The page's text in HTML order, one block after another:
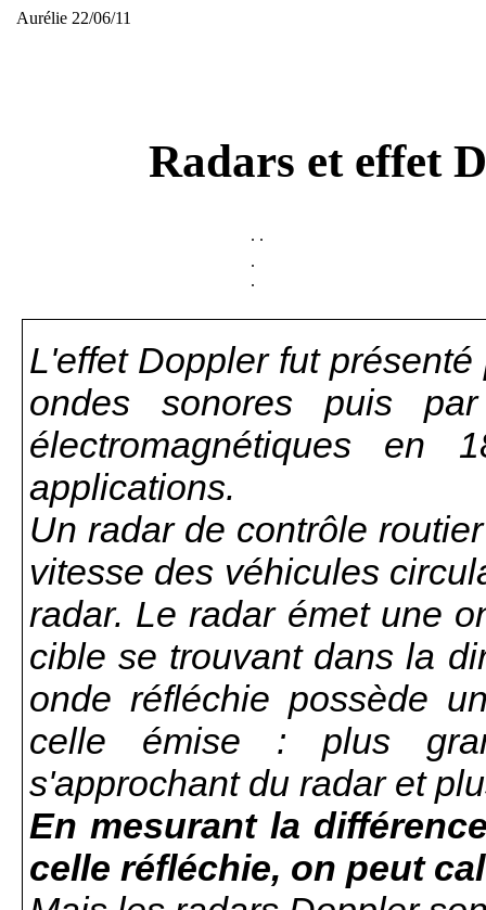
Aurélie 22/06/11
Radars et effet
. .
.
.
L'effet Doppler fut
ondes sonores puis
électromagnétiques
applications.
Un radar de contrôle
vitesse des véhicules
radar. Le radar émet une
cible se trouvant dans la
onde réfléchie possède
celle émise : plus
s'approchant du radar et
En mesurant la
celle réfléchie, on peut